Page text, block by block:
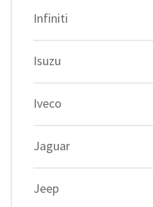
Infiniti
Isuzu
Iveco
Jaguar
Jeep